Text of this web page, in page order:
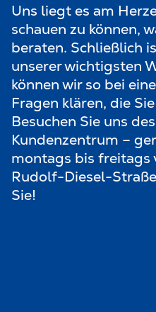
Uns liegt es am
schauen zu können,
beraten. Schließlich
unserer wichtigsten
können wir so bei
Fragen klären, die
Besuchen Sie uns
Kundenzentrum –
montags bis freitags
Rudolf-Diesel-
Sie!